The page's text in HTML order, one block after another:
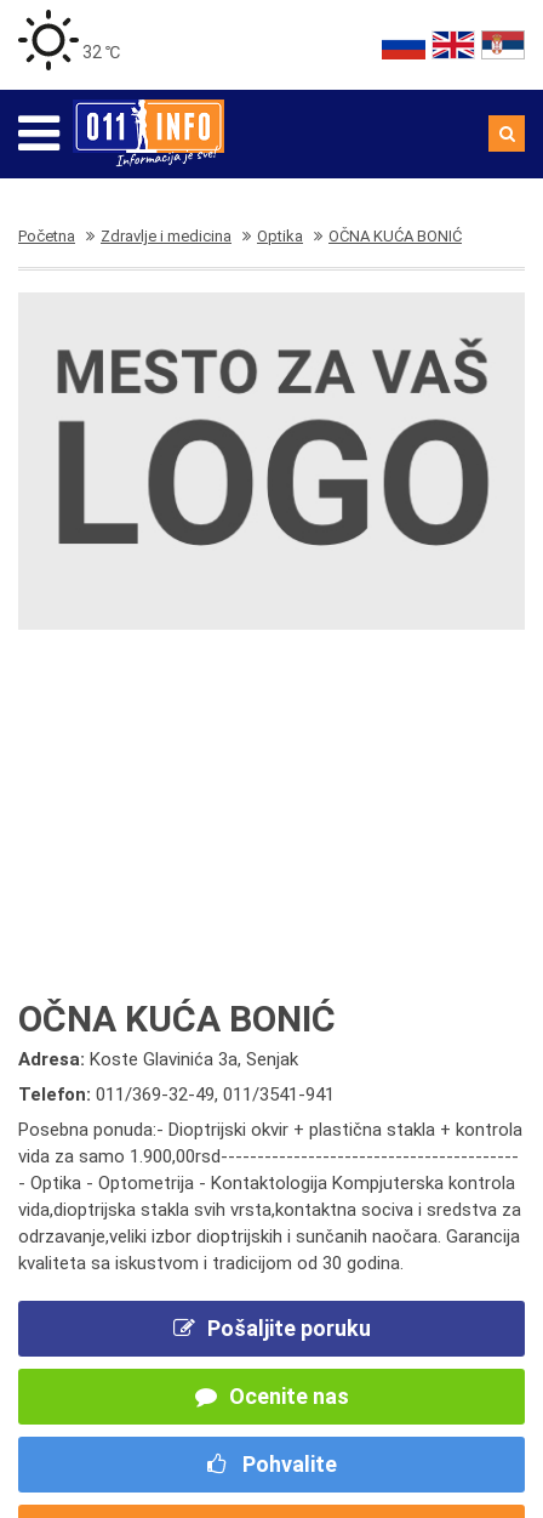
32 ℃
Početna Zdravlje i medicina Optika OČNA KUĆA BONIĆ
OČNA KUĆA BONIĆ
Adresa: Koste Glavinića 3a, Senjak
Telefon: 011/369-32-49, 011/3541-941
Posebna ponuda:- Dioptrijski okvir + plastična stakla + kontrola
vida za samo 1.900,00rsd-----------------------------------------
- Optika - Optometrija - Kontaktologija Kompjuterska kontrola
vida,dioptrijska stakla svih vrsta,kontaktna sociva i sredstva za
odrzavanje,veliki izbor dioptrijskih i sunčanih naočara. Garancija
kvaliteta sa iskustvom i tradicijom od 30 godina.
Pošaljite poruku
Ocenite nas
Pohvalite